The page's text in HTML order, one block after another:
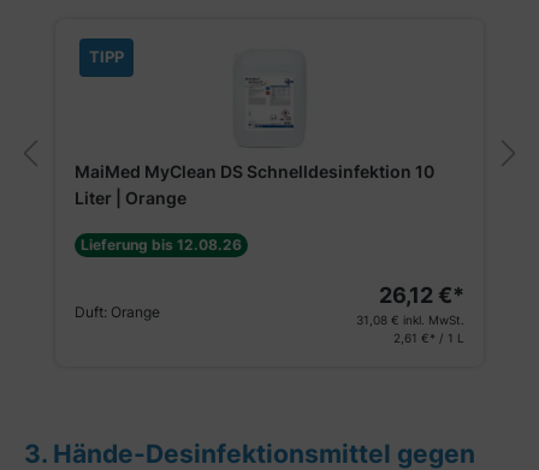
TIPP
MaiMed MyClean DS Schnelldesinfektion 10
Liter | Orange
Lieferung bis 12.08.26
Duft: Orange
26,12 €*
31,08 € inkl. MwSt.
2,61 €* / 1 L
3. Hände-Desinfektionsmittel gegen